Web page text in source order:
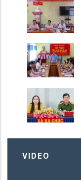
VIDEO